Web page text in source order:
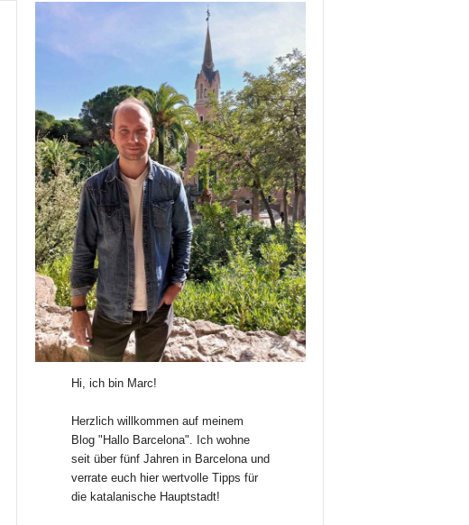
Hi, ich bin Marc!
Herzlich willkommen auf meinem
Blog "Hallo Barcelona". Ich wohne
seit über fünf Jahren in Barcelona und
verrate euch hier wertvolle Tipps für
die katalanische Hauptstadt!